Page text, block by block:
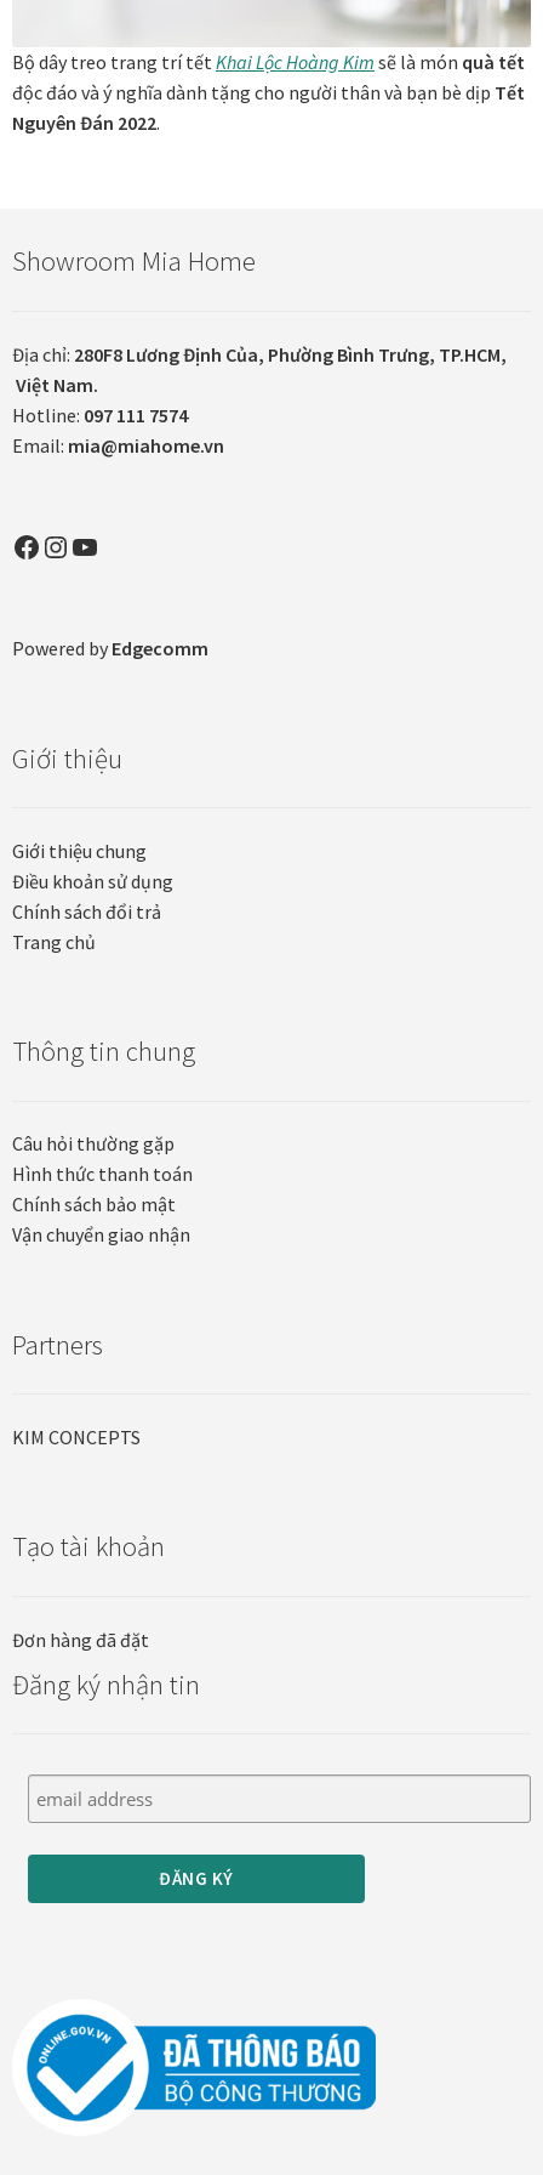
Khung tranh treo tường
Nghệ thuật sơn mài dát vàng
Nhận vẽ tranh theo yêu cầu
Quà tặng cao cấp
Quy định khu vực giao hàng
Tài khoản
test
TẾT 2025
Thông tin chung & hỗ trợ
Tranh dán tường
Tranh nhà ở cao cấp
Tranh trang trí văn phòng
Tranh treo khách sạn
Tranh mừng thọ
Tranh sơn dầu cao cấp
Tranh sơn mài phòng khách
Bộ dây treo trang trí tết Khai Lộc Hoàng Kim sẽ là món quà tết
độc đáo và ý nghĩa dành tặng cho người thân và bạn bè dịp Tết
Nguyên Đán 2022.
Showroom Mia Home
Địa chỉ: 280F8 Lương Định Của, Phường Bình Trưng, TP.HCM,
Việt Nam.
Hotline: 097 111 7574
Email: mia@miahome.vn
Facebook
Instagram
YouTube
Powered by Edgecomm
Giới thiệu
Giới thiệu chung
Điều khoản sử dụng
Chính sách đổi trả
Trang chủ
Thông tin chung
Câu hỏi thường gặp
Hình thức thanh toán
Chính sách bảo mật
Vận chuyển giao nhận
Partners
KIM CONCEPTS
Tạo tài khoản
Đơn hàng đã đặt
Đăng ký nhận tin